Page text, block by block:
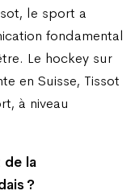
le sport a
fondamental
Le hockey sur
en Suisse, Tissot
à niveau
de la
?